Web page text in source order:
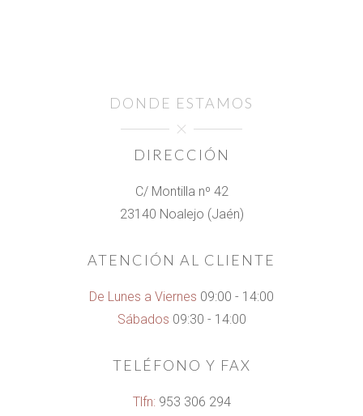
DONDE ESTAMOS
DIRECCIÓN
C/ Montilla nº 42
23140 Noalejo (Jaén)
ATENCIÓN AL CLIENTE
De Lunes a Viernes 09:00 - 14:00
Sábados 09:30 - 14:00
TELÉFONO Y FAX
Tlfn: 953 306 294